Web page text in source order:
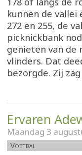
kunnen de
272 en 255, de
picknickbank
genieten van de
vlinders. Dat
bezorgde. Zij
Ervaren
Maandag 3
Voetbal